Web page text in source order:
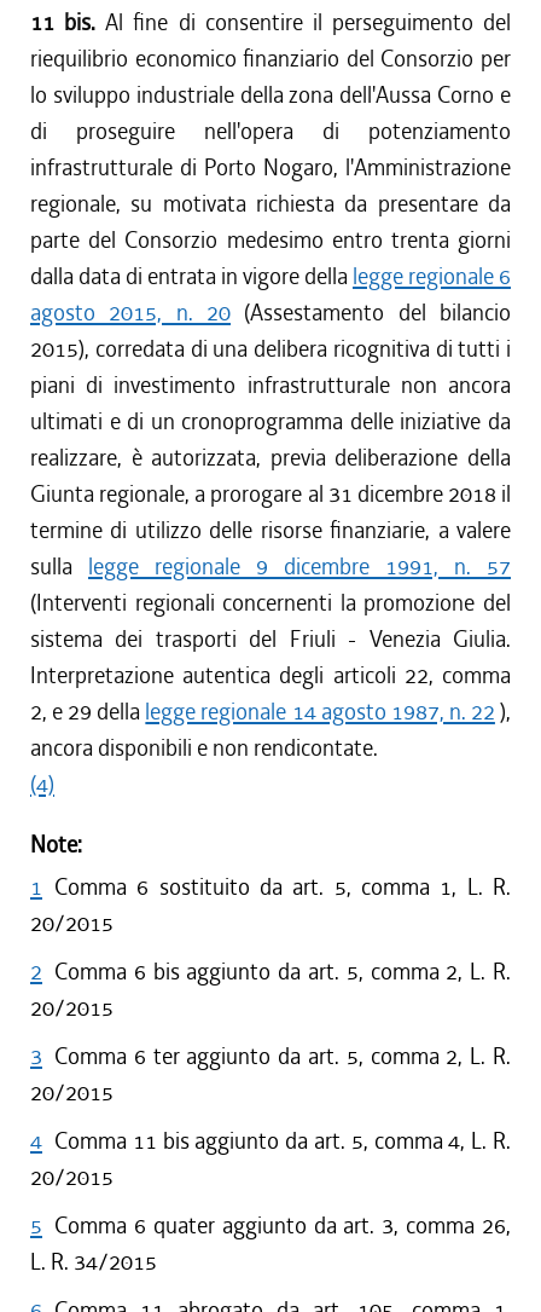
11 bis.Al fine di consentire il perseguimento del
riequilibrio economico finanziario del Consorzio per
lo sviluppo industriale della zona dell'Aussa Corno e
di proseguire nell'opera di potenziamento
infrastrutturale di Porto Nogaro, l'Amministrazione
regionale, su motivata richiesta da presentare da
parte del Consorzio medesimo entro trenta giorni
dalla data di entrata in vigore della legge regionale 6
agosto 2015, n. 20 (Assestamento del bilancio
2015), corredata di una delibera ricognitiva di tutti i
piani di investimento infrastrutturale non ancora
ultimati e di un cronoprogramma delle iniziative da
realizzare, è autorizzata, previa deliberazione della
Giunta regionale, a prorogare al 31 dicembre 2018 il
termine di utilizzo delle risorse finanziarie, a valere
sulla legge regionale 9 dicembre 1991, n. 57
(Interventi regionali concernenti la promozione del
sistema dei trasporti del Friuli - Venezia Giulia.
Interpretazione autentica degli articoli 22, comma
2, e 29 della legge regionale 14 agosto 1987, n. 22 ),
ancora disponibili e non rendicontate.
(4)
Note:
1 Comma 6 sostituito da art. 5, comma 1, L. R.
20/2015
2 Comma 6 bis aggiunto da art. 5, comma 2, L. R.
20/2015
3 Comma 6 ter aggiunto da art. 5, comma 2, L. R.
20/2015
4 Comma 11 bis aggiunto da art. 5, comma 4, L. R.
20/2015
5 Comma 6 quater aggiunto da art. 3, comma 26,
L. R. 34/2015